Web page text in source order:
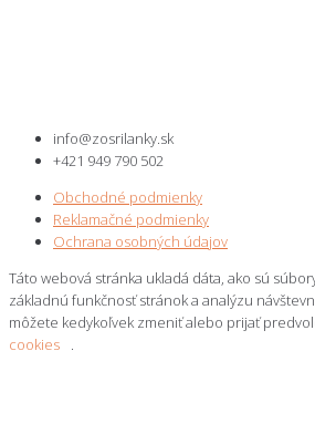
info@zosrilanky.sk
+421 949 790 502
Obchodné podmienky
Reklamačné podmienky
Ochrana osobných údajov
Táto webová stránka ukladá dáta, ako sú
základnú funkčnosť stránok a analýzu
môžete kedykoľvek zmeniť alebo prijať
cookies
.